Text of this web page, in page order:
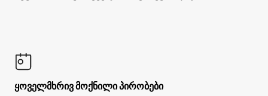
ყოველმხრივ მოქნილი პირობები